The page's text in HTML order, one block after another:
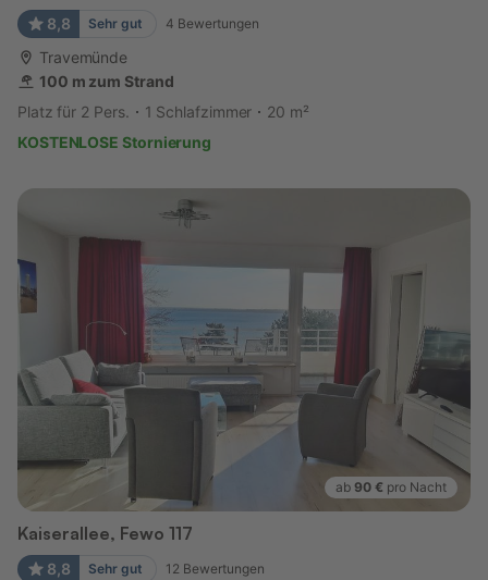
8,8 Sehr gut 4 Bewertungen
Travemünde
100 m zum Strand
Platz für 2 Pers.
1 Schlafzimmer
20 m²
KOSTENLOSE Stornierung
ab 90 € pro Nacht
Kaiserallee, Fewo 117
8,8 Sehr gut 12 Bewertungen